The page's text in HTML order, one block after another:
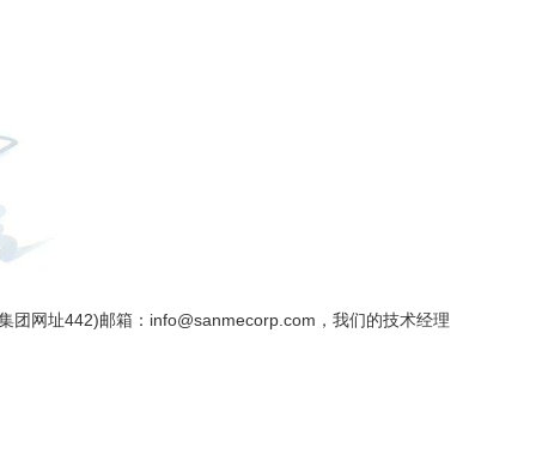
团网址442)邮箱： info@sanmecorp.com ，我们的技术经理